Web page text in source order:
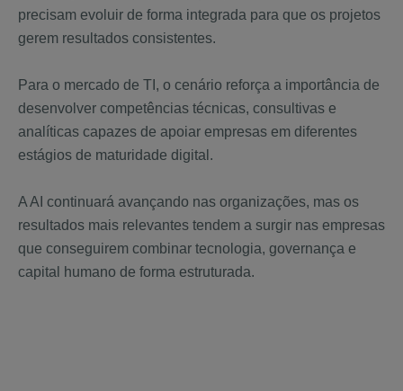
precisam evoluir de forma integrada para que os projetos
gerem resultados consistentes.
Para o mercado de TI, o cenário reforça a importância de
desenvolver competências técnicas, consultivas e
analíticas capazes de apoiar empresas em diferentes
estágios de maturidade digital.
A AI continuará avançando nas organizações, mas os
resultados mais relevantes tendem a surgir nas empresas
que conseguirem combinar tecnologia, governança e
capital humano de forma estruturada.